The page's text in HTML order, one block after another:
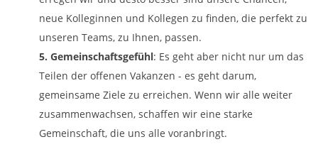
neue Kolleginnen und Kollegen zu finden, die perfekt zu
unseren Teams, zu Ihnen, passen.
5. Gemeinschaftsgefühl: Es geht aber nicht nur um das
Teilen der offenen Vakanzen - es geht darum,
gemeinsame Ziele zu erreichen. Wenn wir alle weiter
zusammenwachsen, schaffen wir eine starke
Gemeinschaft, die uns alle voranbringt.